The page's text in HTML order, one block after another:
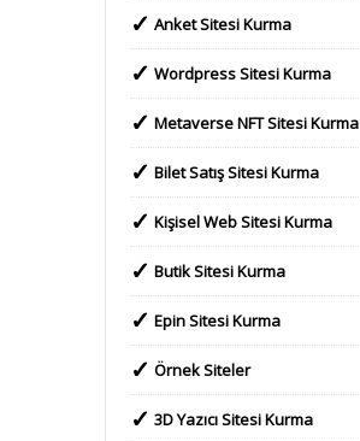
Anket Sitesi Kurma
Wordpress Sitesi Kurma
Metaverse NFT Sitesi Kurma
Bilet Satış Sitesi Kurma
Kişisel Web Sitesi Kurma
Butik Sitesi Kurma
Epin Sitesi Kurma
Örnek Siteler
3D Yazıcı Sitesi Kurma